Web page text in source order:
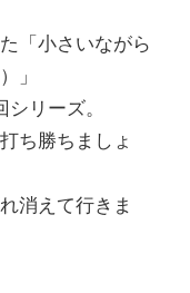
「小さいながら
」
リーズ。
ち勝ちましょ
消えて行きま